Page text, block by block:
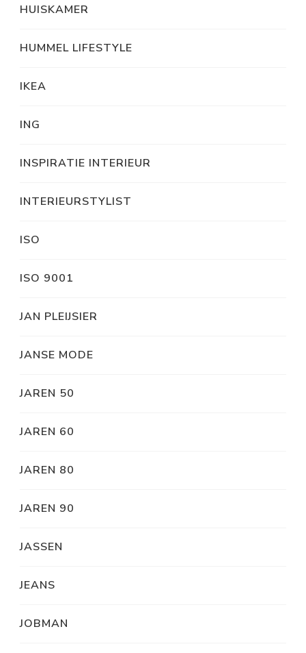
HUISKAMER
HUMMEL LIFESTYLE
IKEA
ING
INSPIRATIE INTERIEUR
INTERIEURSTYLIST
ISO
ISO 9001
JAN PLEIJSIER
JANSE MODE
JAREN 50
JAREN 60
JAREN 80
JAREN 90
JASSEN
JEANS
JOBMAN